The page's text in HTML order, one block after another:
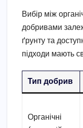
Вибір між
добривами
ґрунту та
підходи мають
Тип добрив
Органічні